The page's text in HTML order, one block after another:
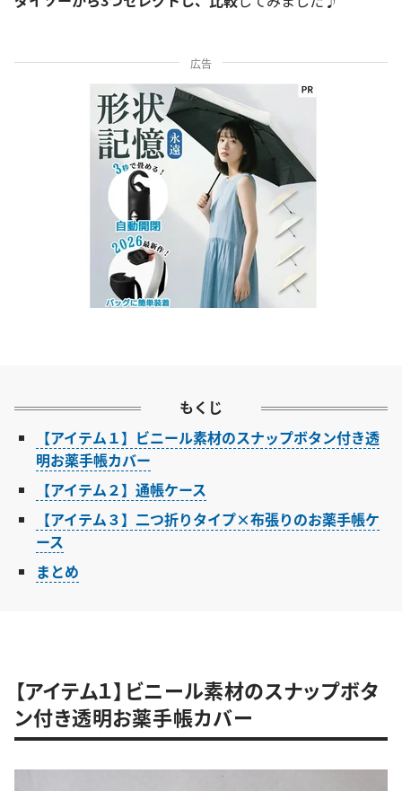
広告
もくじ
【アイテム１】ビニール素材のスナップボタン付き透
明お薬手帳カバー
【アイテム２】通帳ケース
【アイテム３】二つ折りタイプ×布張りのお薬手帳ケ
ース
まとめ
【アイテム１】ビニール素材のスナップボタ
ン付き透明お薬手帳カバー